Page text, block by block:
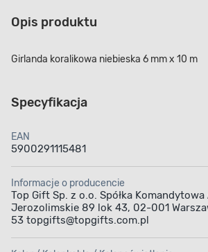
Opis produktu
Girlanda koralikowa niebieska 6 mm x 10 m
Specyfikacja
EAN
5900291115481
Informacje o producencie
Top Gift Sp. z o.o. Spółka Komandytowa
Jerozolimskie 89 lok 43, 02-001
53 topgifts@topgifts.com.pl